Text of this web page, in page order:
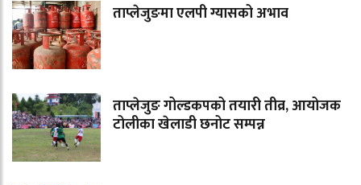
ताप्लेजुङमा एलपी ग्यासको अभाव
ताप्लेजुङ गोल्डकपको तयारी तीव्र, आयोजक
टोलीका खेलाडी छनोट सम्पन्न